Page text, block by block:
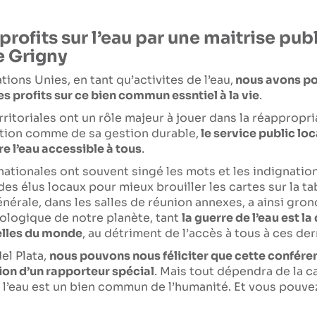
sur l’eau par une maitrise
Grigny
Unies, en tant qu’activites de l’eau, nous avons
profits sur ce bien commun essntiel à la vie.
ont un rôle majeur à jouer dans la
comme de sa gestion durable,le service public
l’eau accessible à tous.
ont souvent singé les mots et les
élus locaux pour mieux brouiller les cartes sur la
dans les salles de réunion annexes, a ainsi
de notre planète, tant la guerre de l’eau est
du monde, au détriment de l’accès à tous à ces
Plata, nous pouvons nous féliciter que cette
d’un rapporteur spécial. Mais tout dépendra de la
est un bien commun de l’humanité. Et vous